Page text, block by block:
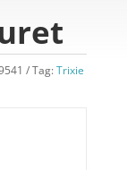
Tag:Trixie